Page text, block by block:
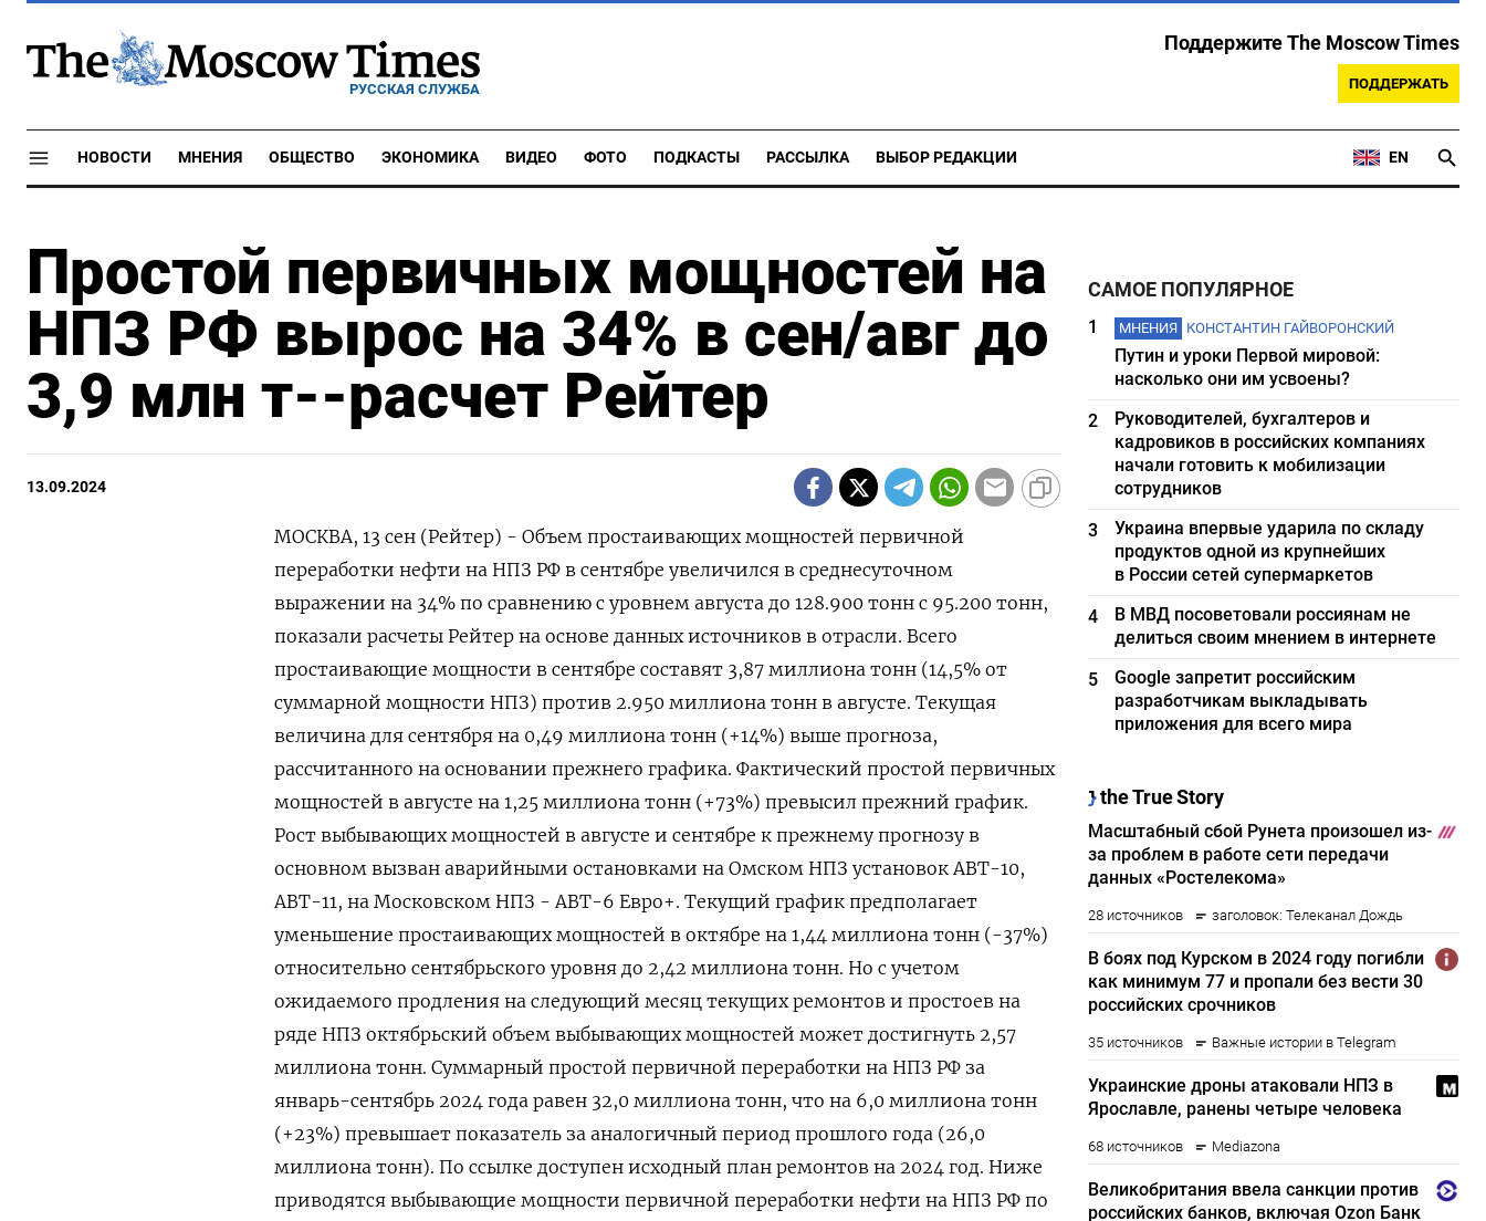
РУССКАЯ СЛУЖБА
Поддержите The Moscow Times
ПОДДЕРЖАТЬ
НОВОСТИ МНЕНИЯ ОБЩЕСТВО ЭКОНОМИКА ВИДЕО ФОТО ПОДКАСТЫ РАССЫЛКА ВЫБОР РЕДАКЦИИ EN
Простой первичных мощностей на
НПЗ РФ вырос на 34% в сен/авг до
3,9 млн т--расчет Рейтер
13.09.2024
МОСКВА, 13 сен (Рейтер) - Объем простаивающих мощностей первичной
переработки нефти на НПЗ РФ в сентябре увеличился в среднесуточном
выражении на 34% по сравнению с уровнем августа до 128.900 тонн с 95.200 тонн,
показали расчеты Рейтер на основе данных источников в отрасли. Всего
простаивающие мощности в сентябре составят 3,87 миллиона тонн (14,5% от
суммарной мощности НПЗ) против 2.950 миллиона тонн в августе. Текущая
величина для сентября на 0,49 миллиона тонн (+14%) выше прогноза,
рассчитанного на основании прежнего графика. Фактический простой первичных
мощностей в августе на 1,25 миллиона тонн (+73%) превысил прежний график.
Рост выбывающих мощностей в августе и сентябре к прежнему прогнозу в
основном вызван аварийными остановками на Омском НПЗ установок АВТ-10,
АВТ-11, на Московском НПЗ - АВТ-6 Евро+. Текущий график предполагает
уменьшение простаивающих мощностей в октябре на 1,44 миллиона тонн (-37%)
относительно сентябрьского уровня до 2,42 миллиона тонн. Но с учетом
ожидаемого продления на следующий месяц текущих ремонтов и простоев на
ряде НПЗ октябрьский объем выбывающих мощностей может достигнуть 2,57
миллиона тонн. Суммарный простой первичной переработки на НПЗ РФ за
январь-сентябрь 2024 года равен 32,0 миллиона тонн, что на 6,0 миллиона тонн
(+23%) превышает показатель за аналогичный период прошлого года (26,0
миллиона тонн). По ссылке доступен исходный план ремонтов на 2024 год. Ниже
приводятся выбывающие мощности первичной переработки нефти на НПЗ РФ по
САМОЕ ПОПУЛЯРНОЕ
1 МНЕНИЯ КОНСТАНТИН ГАЙВОРОНСКИЙ
Путин и уроки Первой мировой:
насколько они им усвоены?
2
Руководителей, бухгалтеров и
кадровиков в российских компаниях
начали готовить к мобилизации
сотрудников
3
Украина впервые ударила по складу
продуктов одной из крупнейших
в России сетей супермаркетов
4
В МВД посоветовали россиянам не
делиться своим мнением в интернете
5
Google запретит российским
разработчикам выкладывать
приложения для всего мира